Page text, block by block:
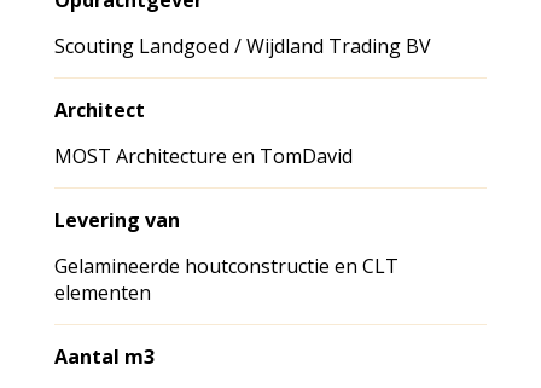
Scouting Landgoed / Wijdland Trading BV
Architect
MOST Architecture en TomDavid
Levering van
Gelamineerde houtconstructie en CLT
elementen
Aantal m3